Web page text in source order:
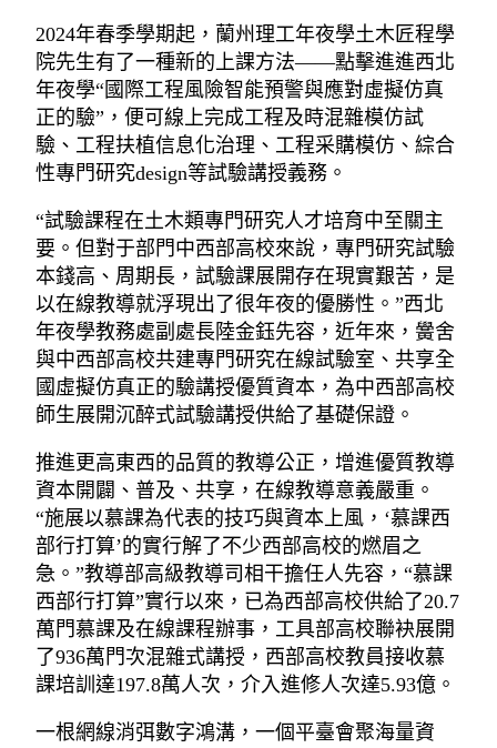
2024年春季學期起，蘭州理工年夜學土木匠程學
院先生有了一種新的上課方法——點擊進進西北
年夜學“國際工程風險智能預警與應對虛擬仿真
正的驗”，便可線上完成工程及時混雜模仿試
驗、工程扶植信息化治理、工程采購模仿、綜合
性專門研究design等試驗講授義務。
“試驗課程在土木類專門研究人才培育中至關主
要。但對于部門中西部高校來說，專門研究試驗
本錢高、周期長，試驗課展開存在現實艱苦，是
以在線教導就浮現出了很年夜的優勝性。”西北
年夜學教務處副處長陸金鈺先容，近年來，黌舍
與中西部高校共建專門研究在線試驗室、共享全
國虛擬仿真正的驗講授優質資本，為中西部高校
師生展開沉醉式試驗講授供給了基礎保證。
推進更高東西的品質的教導公正，增進優質教導
資本開闢、普及、共享，在線教導意義嚴重。
“施展以慕課為代表的技巧與資本上風，‘慕課西
部行打算’的實行解了不少西部高校的燃眉之
急。”教導部高級教導司相干擔任人先容，“慕課
西部行打算”實行以來，已為西部高校供給了20.7
萬門慕課及在線課程辦事，工具部高校聯袂展開
了936萬門次混雜式講授，西部高校教員接收慕
課培訓達197.8萬人次，介入進修人次達5.93億。
一根網線消弭數字鴻溝，一個平臺會聚海量資